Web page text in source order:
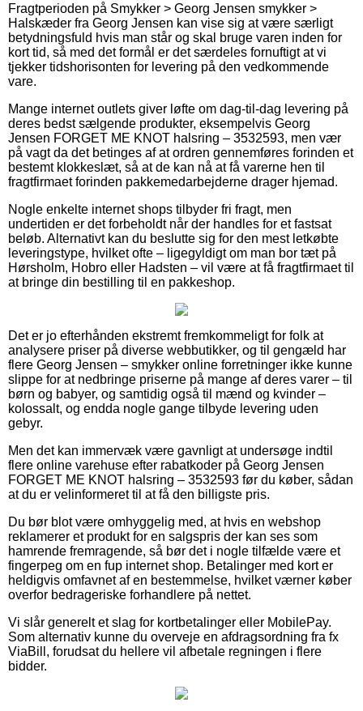
Fragtperioden på Smykker > Georg Jensen smykker >
Halskæder fra Georg Jensen kan vise sig at være særligt
betydningsfuld hvis man står og skal bruge varen inden for
kort tid, så med det formål er det særdeles fornuftigt at vi
tjekker tidshorisonten for levering på den vedkommende
vare.
Mange internet outlets giver løfte om dag-til-dag levering på
deres bedst sælgende produkter, eksempelvis Georg
Jensen FORGET ME KNOT halsring – 3532593, men vær
på vagt da det betinges af at ordren gennemføres forinden et
bestemt klokkeslæt, så at de kan nå at få varerne hen til
fragtfirmaet forinden pakkemedarbejderne drager hjemad.
Nogle enkelte internet shops tilbyder fri fragt, men
undertiden er det forbeholdt når der handles for et fastsat
beløb. Alternativt kan du beslutte sig for den mest letkøbte
leveringstype, hvilket ofte – ligegyldigt om man bor tæt på
Hørsholm, Hobro eller Hadsten – vil være at få fragtfirmaet til
at bringe din bestilling til en pakkeshop.
Det er jo efterhånden ekstremt fremkommeligt for folk at
analysere priser på diverse webbutikker, og til gengæld har
flere Georg Jensen – smykker online forretninger ikke kunne
slippe for at nedbringe priserne på mange af deres varer – til
børn og babyer, og samtidig også til mænd og kvinder –
kolossalt, og endda nogle gange tilbyde levering uden
gebyr.
Men det kan immervæk være gavnligt at undersøge indtil
flere online varehuse efter rabatkoder på Georg Jensen
FORGET ME KNOT halsring – 3532593 før du køber, sådan
at du er velinformeret til at få den billigste pris.
Du bør blot være omhyggelig med, at hvis en webshop
reklamerer et produkt for en salgspris der kan ses som
hamrende fremragende, så bør det i nogle tilfælde være et
fingerpeg om en fup internet shop. Betalinger med kort er
heldigvis omfavnet af en bestemmelse, hvilket værner køber
overfor bedrageriske forhandlere på nettet.
Vi slår generelt et slag for kortbetalinger eller MobilePay.
Som alternativ kunne du overveje en afdragsordning fra fx
ViaBill, forudsat du hellere vil afbetale regningen i flere
bidder.